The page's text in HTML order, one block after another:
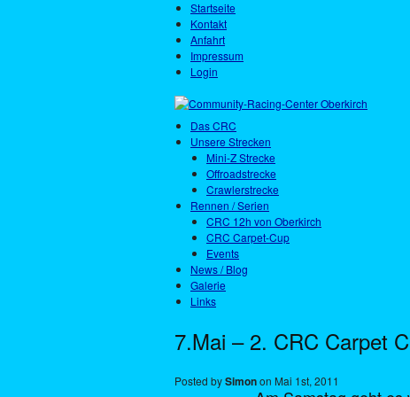
Startseite
Kontakt
Anfahrt
Impressum
Login
Das CRC
Unsere Strecken
Mini-Z Strecke
Offroadstrecke
Crawlerstrecke
Rennen / Serien
CRC 12h von Oberkirch
CRC Carpet-Cup
Events
News / Blog
Galerie
Links
7.Mai – 2. CRC Carpet
Posted bySimonon Mai 1st, 2011